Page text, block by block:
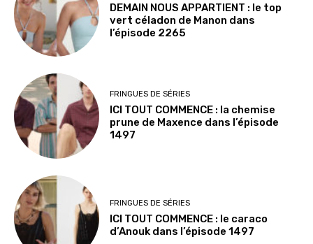
DEMAIN NOUS APPARTIENT : le top
vert céladon de Manon dans
l’épisode 2265
FRINGUES DE SÉRIES
ICI TOUT COMMENCE : la chemise
prune de Maxence dans l’épisode
1497
FRINGUES DE SÉRIES
ICI TOUT COMMENCE : le caraco
d’Anouk dans l’épisode 1497